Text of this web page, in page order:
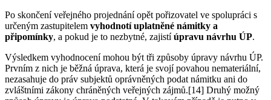
Po skončení veřejného projednání opět pořizovatel ve spolupráci s
určeným zastupitelem vyhodnotí uplatněné námitky a
připomínky, a pokud je to nezbytné, zajistíúpravu návrhu ÚP.
Výsledkem vyhodnocení mohou být tři způsoby úpravy návrhu ÚP.
Prvním z nich je běžná úprava, která je svojí povahou nemateriální,
nezasahuje do práv subjektů oprávněných podat námitku ani do
zvláštními zákony chráněných veřejných zájmů.[14] Druhý možný